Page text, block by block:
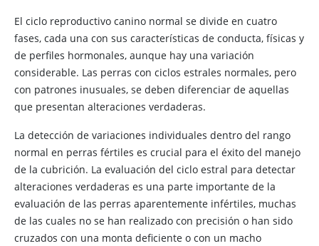
El ciclo reproductivo canino normal se divide en cuatro
fases, cada una con sus características de conducta, físicas y
de perfiles hormonales, aunque hay una variación
considerable. Las perras con ciclos estrales normales, pero
con patrones inusuales, se deben diferenciar de aquellas
que presentan alteraciones verdaderas.
La detección de variaciones individuales dentro del rango
normal en perras fértiles es crucial para el éxito del manejo
de la cubrición. La evaluación del ciclo estral para detectar
alteraciones verdaderas es una parte importante de la
evaluación de las perras aparentemente infértiles, muchas
de las cuales no se han realizado con precisión o han sido
cruzados con una monta deficiente o con un macho